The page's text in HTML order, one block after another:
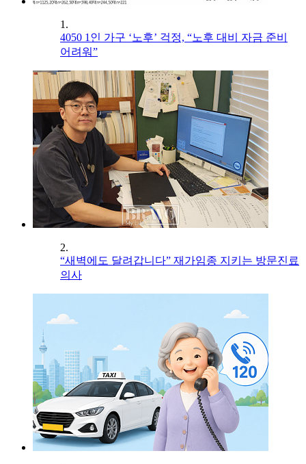
1.
4050 1인 가구 ‘노후’ 걱정, “노후 대비 자금 준비
어려워”
2.
“새벽에도 달려갑니다” 재가임종 지키는 방문진료
의사